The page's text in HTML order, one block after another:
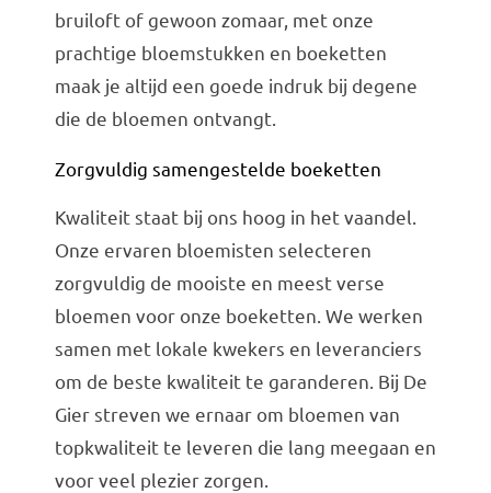
Olijfbomen
Bruiloft Bundels
Krans maken
bruiloft of gewoon zomaar, met onze
prachtige bloemstukken en boeketten
maak je altijd een goede indruk bij degene
die de bloemen ontvangt.
Zorgvuldig samengestelde boeketten
Kwaliteit staat bij ons hoog in het vaandel.
Onze ervaren bloemisten selecteren
zorgvuldig de mooiste en meest verse
bloemen voor onze boeketten. We werken
samen met lokale kwekers en leveranciers
om de beste kwaliteit te garanderen. Bij De
Gier streven we ernaar om bloemen van
topkwaliteit te leveren die lang meegaan en
voor veel plezier zorgen.